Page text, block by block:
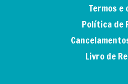
Termos e
Política de
Livro de